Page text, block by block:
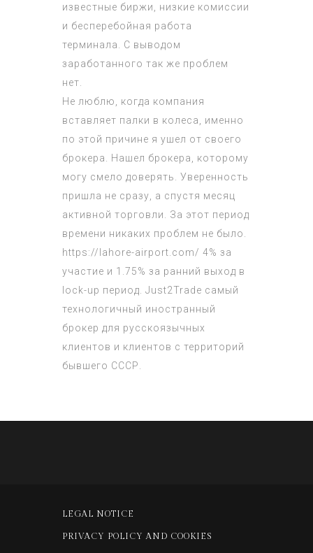
известные биржи, низкие комиссии
и бесперебойная работа
терминала. С выводом
заработанного так же проблем
нет.
Не люблю, когда компания
вставляет палки в колеса, именно
по этой причине я ушел от своего
брокера. Нашел брокера, которому
могу смело доверять. Уверенность
пришла не сразу, а спустя месяц
активной торговли. За этот период
времени никаких проблем не было.
https://lahore-airport.com/ 4% за
участие и 1.75% за ранний выход в
lock-up период. Just2Trade самый
технологичный иностранный
брокер для русскоязычных
клиентов и клиентов с территорий
бывшего СССР.
LEGAL NOTICE
PRIVACY POLICY AND COOKIES